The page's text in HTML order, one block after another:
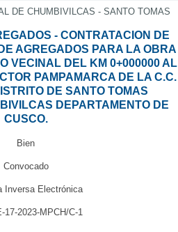
DE CHUMBIVILCAS - SANTO TOMAS
- CONTRATACION DE
AGREGADOS PARA LA OBRA
VECINAL DEL KM 0+000000 AL
PAMPAMARCA DE LA C.C.
DE SANTO TOMAS
DEPARTAMENTO DE
CUSCO.
Bien
Convocado
Inversa Electrónica
17-2023-MPCH/C-1